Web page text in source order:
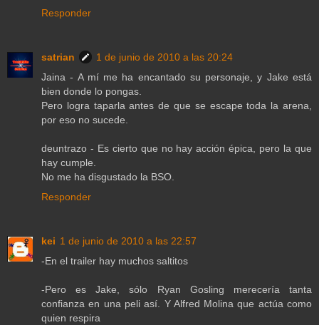
Responder
satrian
1 de junio de 2010 a las 20:24
Jaina - A mí me ha encantado su personaje, y Jake está
bien donde lo pongas.
Pero logra taparla antes de que se escape toda la arena,
por eso no sucede.
deuntrazo - Es cierto que no hay acción épica, pero la que
hay cumple.
No me ha disgustado la BSO.
Responder
kei 1 de junio de 2010 a las 22:57
-En el trailer hay muchos saltitos
-Pero es Jake, sólo Ryan Gosling merecería tanta
confianza en una peli así. Y Alfred Molina que actúa como
quien respira